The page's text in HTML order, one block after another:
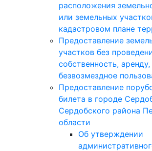
расположения
или земельных
кадастровом плане
Предоставление
участков без
собственность, аренду,
безвозмездное
Предоставление
билета в городе
Сердобского района
области
Об утверждении